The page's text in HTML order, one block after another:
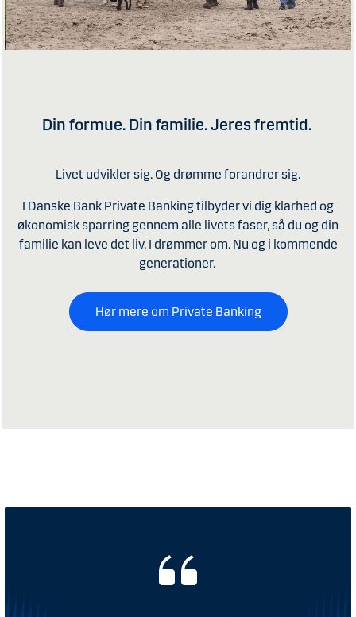
Din formue. Din familie. Jeres fremtid.
Livet udvikler sig. Og drømme forandrer sig.
I Danske Bank Private Banking tilbyder vi dig klarhed og
økonomisk sparring gennem alle livets faser, så du og din
familie kan leve det liv, I drømmer om. Nu og i kommende
generationer.
Hør mere om Private Banking